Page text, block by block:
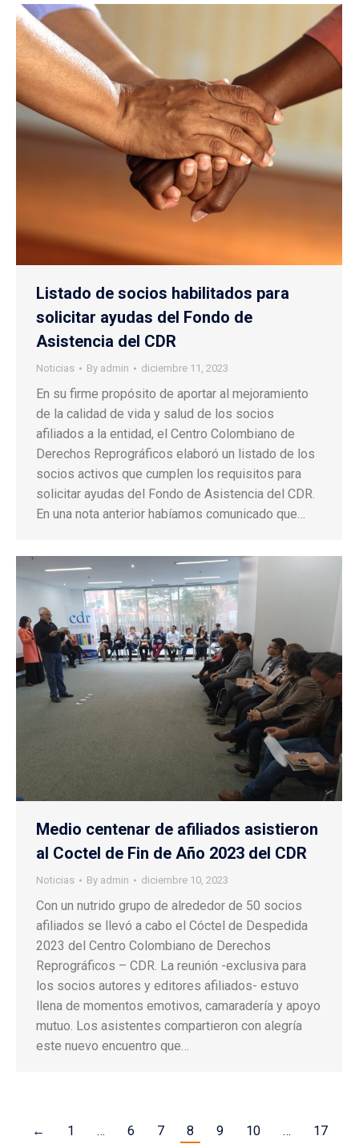
Listado de socios habilitados para
solicitar ayudas del Fondo de
Asistencia del CDR
Noticias By admin diciembre 11, 2023
En su firme propósito de aportar al mejoramiento
de la calidad de vida y salud de los socios
afiliados a la entidad, el Centro Colombiano de
Derechos Reprográficos elaboró un listado de los
socios activos que cumplen los requisitos para
solicitar ayudas del Fondo de Asistencia del CDR.
En una nota anterior habíamos comunicado que…
Medio centenar de afiliados asistieron
al Coctel de Fin de Año 2023 del CDR
Noticias By admin diciembre 10, 2023
Con un nutrido grupo de alrededor de 50 socios
afiliados se llevó a cabo el Cóctel de Despedida
2023 del Centro Colombiano de Derechos
Reprográficos – CDR. La reunión -exclusiva para
los socios autores y editores afiliados- estuvo
llena de momentos emotivos, camaradería y apoyo
mutuo. Los asistentes compartieron con alegría
este nuevo encuentro que…
← 1 … 6 7 8 9 10 …
17